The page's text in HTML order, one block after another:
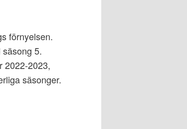
förnyelsen.
5.
2022-2023,
säsonger.